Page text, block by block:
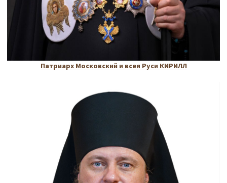
Патриарх Московский и всея Руси КИРИЛЛ